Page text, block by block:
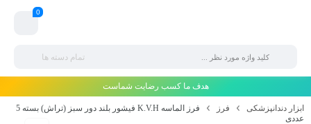
0
تمام دسته ها
هدف ما کسب رضایت شماست
ابزار دندانپزشکی فرز
فرز الماسه K.V.H فیشور بلند دور سبز (تراش) بسته 5
عددی